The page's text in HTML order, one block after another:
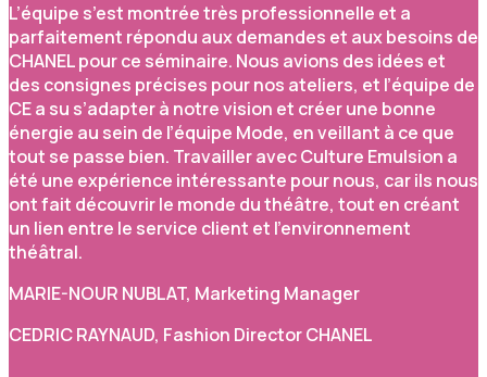
L’équipe s’est montrée très professionnelle et a
parfaitement répondu aux demandes et aux besoins de
CHANEL pour ce séminaire. Nous avions des idées et
des consignes précises pour nos ateliers, et l’équipe de
CE a su s’adapter à notre vision et créer une bonne
énergie au sein de l’équipe Mode, en veillant à ce que
tout se passe bien. Travailler avec Culture Emulsion a
été une expérience intéressante pour nous, car ils nous
ont fait découvrir le monde du théâtre, tout en créant
un lien entre le service client et l’environnement
théâtral.
MARIE-NOUR NUBLAT, Marketing Manager
CEDRIC RAYNAUD, Fashion Director CHANEL